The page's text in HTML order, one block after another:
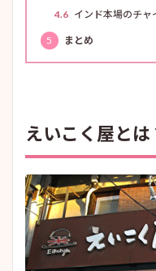
4.6 インド本場のチャ
5 まとめ
えいこく屋とは